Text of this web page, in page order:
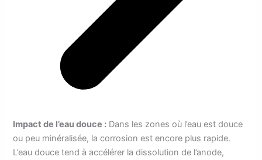
Impact de l’eau douce : Dans les zones où l’eau est douce
ou peu minéralisée, la corrosion est encore plus rapide.
L’eau douce tend à accélérer la dissolution de l’anode,